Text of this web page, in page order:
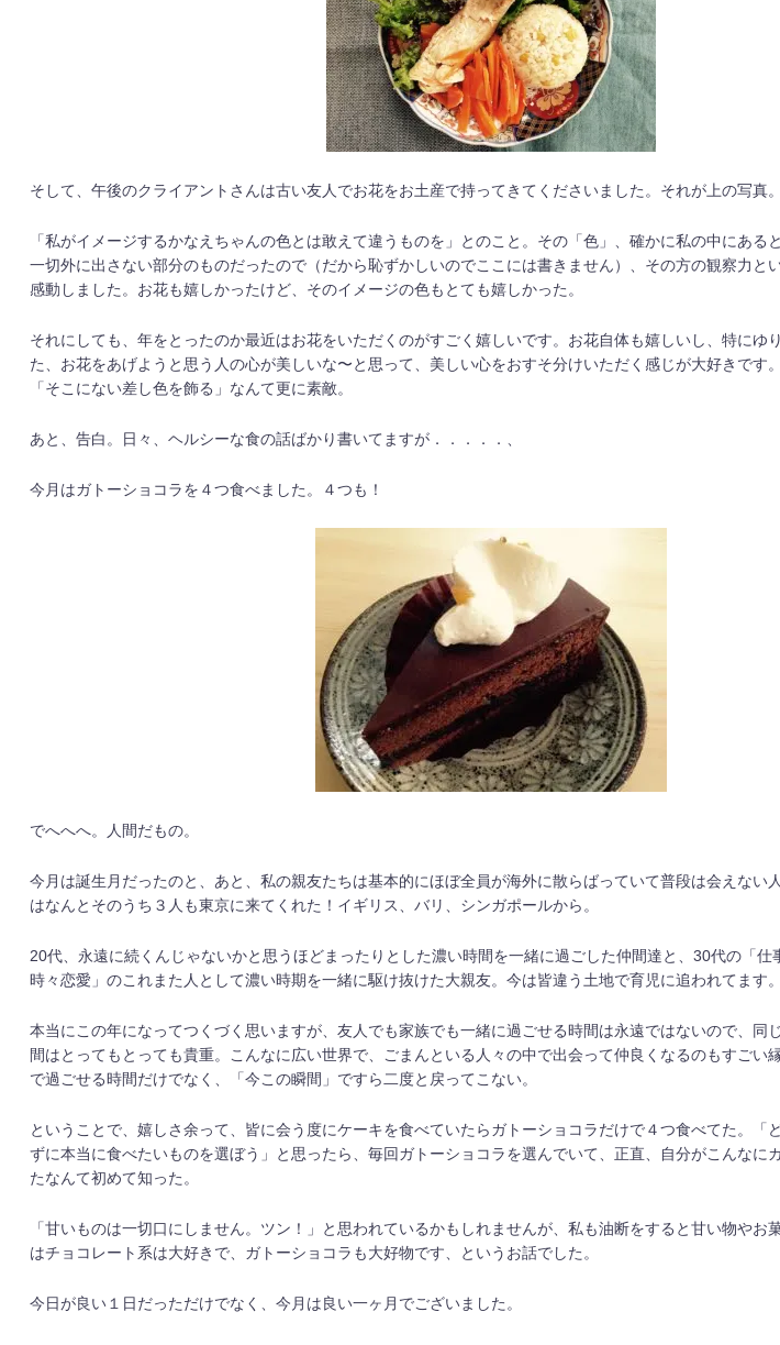
そして、午後のクライアントさんは古い友人でお花をお土産で持ってきてくださいました。それが上の写真。
「私がイメージするかなえちゃんの色とは敢えて違うものを」とのこと。その「色」、確かに私の中にある
一切外に出さない部分のものだったので（だから恥ずかしいのでここには書きません）、その方の観察力と
感動しました。お花も嬉しかったけど、そのイメージの色もとても嬉しかった。
それにしても、年をとったのか最近はお花をいただくのがすごく嬉しいです。お花自体も嬉しいし、特にゆ
た、お花をあげようと思う人の心が美しいな〜と思って、美しい心をおすそ分けいただく感じが大好きです
「そこにない差し色を飾る」なんて更に素敵。
あと、告白。日々、ヘルシーな食の話ばかり書いてますが．．．．．、
今月はガトーショコラを４つ食べました。４つも！
でへへへ。人間だもの。
今月は誕生月だったのと、あと、私の親友たちは基本的にほぼ全員が海外に散らばっていて普段は会えない
はなんとそのうち３人も東京に来てくれた！イギリス、バリ、シンガポールから。
20代、永遠に続くんじゃないかと思うほどまったりとした濃い時間を一緒に過ごした仲間達と、30代の「仕
時々恋愛」のこれまた人として濃い時期を一緒に駆け抜けた大親友。今は皆違う土地で育児に追われてます。
本当にこの年になってつくづく思いますが、友人でも家族でも一緒に過ごせる時間は永遠ではないので、同
間はとってもとっても貴重。こんなに広い世界で、ごまんといる人々の中で出会って仲良くなるのもすごい
で過ごせる時間だけでなく、「今この瞬間」ですら二度と戻ってこない。
ということで、嬉しさ余って、皆に会う度にケーキを食べていたらガトーショコラだけで４つ食べてた。「
ずに本当に食べたいものを選ぼう」と思ったら、毎回ガトーショコラを選んでいて、正直、自分がこんなに
たなんて初めて知った。
「甘いものは一切口にしません。ツン！」と思われているかもしれませんが、私も油断をすると甘い物やお
はチョコレート系は大好きで、ガトーショコラも大好物です、というお話でした。
今日が良い１日だっただけでなく、今月は良い一ヶ月でございました。